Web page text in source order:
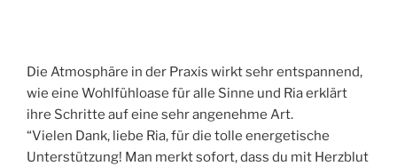
Die Atmosphäre in der Praxis wirkt sehr entspannend,
wie eine Wohlfühloase für alle Sinne und Ria erklärt
ihre Schritte auf eine sehr angenehme Art.
“Vielen Dank, liebe Ria, für die tolle energetische
Unterstützung! Man merkt sofort, dass du mit Herzblut